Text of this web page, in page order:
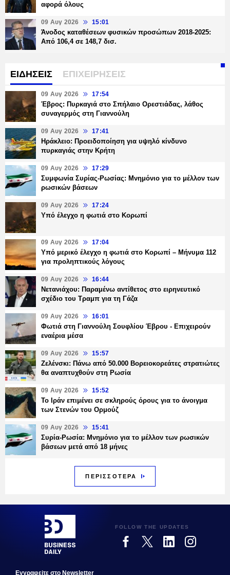
αφορά όλους
09 Αυγ 2026 15:01
Άνοδος καταθέσεων φυσικών προσώπων 2018-2025:
Από 106,4 σε 148,7 δισ.
ΕΙΔΗΣΕΙΣ ΕΠΙΧΕΙΡΗΣΕΙΣ
09 Αυγ 2026 17:54
Έβρος: Πυρκαγιά στο Σπήλαιο Ορεστιάδας, λάθος
συναγερμός στη Γιαννούλη
09 Αυγ 2026 17:41
Ηράκλειο: Προειδοποίηση για υψηλό κίνδυνο
πυρκαγιάς στην Κρήτη
09 Αυγ 2026 17:29
Συμφωνία Συρίας-Ρωσίας: Μνημόνιο για το μέλλον των
ρωσικών βάσεων
09 Αυγ 2026 17:24
Υπό έλεγχο η φωτιά στο Κορωπί
09 Αυγ 2026 17:04
Υπό μερικό έλεγχο η φωτιά στο Κορωπί – Μήνυμα 112
για προληπτικούς λόγους
09 Αυγ 2026 16:44
Νετανιάχου: Παραμένω αντίθετος στο ειρηνευτικό
σχέδιο του Τραμπ για τη Γάζα
09 Αυγ 2026 16:01
Φωτιά στη Γιαννούλη Σουφλίου Έβρου - Επιχειρούν
εναέρια μέσα
09 Αυγ 2026 15:57
Ζελένσκι: Πάνω από 50.000 Βορειοκορεάτες στρατιώτες
θα αναπτυχθούν στη Ρωσία
09 Αυγ 2026 15:52
Το Ιράν επιμένει σε σκληρούς όρους για το άνοιγμα
των Στενών του Ορμούζ
09 Αυγ 2026 15:41
Συρία-Ρωσία: Μνημόνιο για το μέλλον των ρωσικών
βάσεων μετά από 18 μήνες
ΠΕΡΙΣΣΟΤΕΡΑ
FOLLOW THE UPDATES
Εγγραφεiτε στο Newsletter